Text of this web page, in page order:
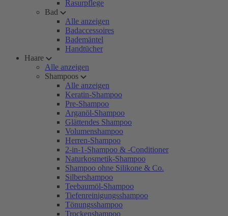
Rasurpflege
Bad
Alle anzeigen
Badaccessoires
Bademäntel
Handtücher
Haare
Alle anzeigen
Shampoos
Alle anzeigen
Keratin-Shampoo
Pre-Shampoo
Arganöl-Shampoo
Glättendes Shampoo
Volumenshampoo
Herren-Shampoo
2-in-1-Shampoo & -Conditioner
Naturkosmetik-Shampoo
Shampoo ohne Silikone & Co.
Silbershampoo
Teebaumöl-Shampoo
Tiefenreinigungsshampoo
Tönungsshampoo
Trockenshampoo